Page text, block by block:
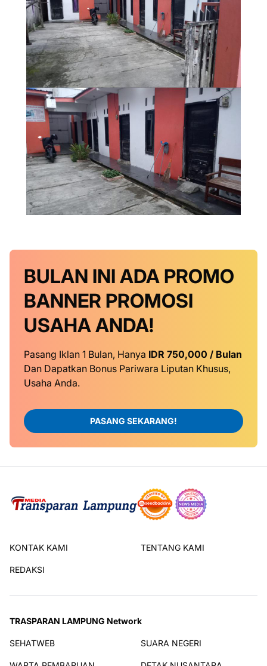
BULAN INI ADA PROMO
BANNER PROMOSI
USAHA ANDA!
Pasang Iklan 1 Bulan, Hanya IDR 750,000 / Bulan
Dan Dapatkan Bonus Pariwara Liputan Khusus,
Usaha Anda.
PASANG SEKARANG!
KONTAK KAMI TENTANG KAMI
REDAKSI
TRASPARAN LAMPUNG Network
SEHATWEB SUARA NEGERI